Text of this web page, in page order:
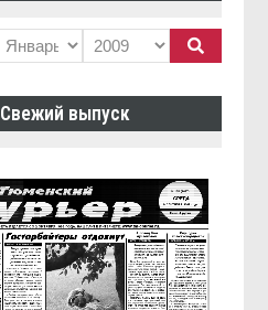
Свежий выпуск